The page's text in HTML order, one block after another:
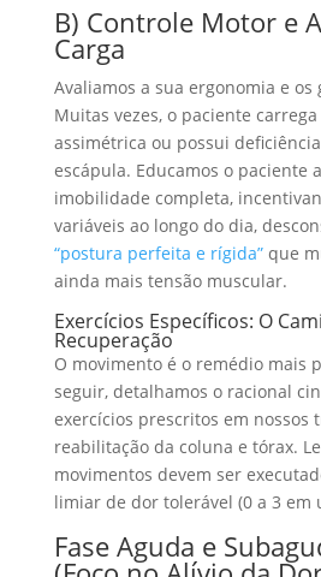
B) Controle Motor e
Carga
Avaliamos a sua ergonomia e os
Muitas vezes, o paciente
assimétrica ou possui
escápula. Educamos o paciente
imobilidade completa,
variáveis ao longo do dia,
“postura perfeita e rígida”que
ainda mais tensão muscular.
Exercícios Específicos: O
Recuperação
O movimento é o remédio mais
seguir, detalhamos o racional
exercícios prescritos em nossos
reabilitação da coluna e tórax.
movimentos devem ser
limiar de dor tolerável (0 a 3 em
Fase Aguda e